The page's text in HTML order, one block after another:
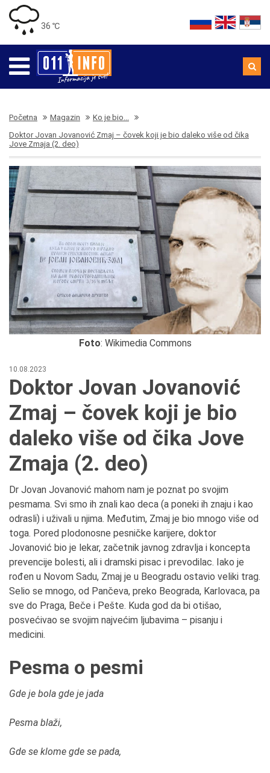
36 ℃
Početna Magazin
Ko je bio...
Doktor Jovan Jovanović Zmaj – čovek koji je bio daleko više od čika
Jove Zmaja (2. deo)
Foto: Wikimedia Commons
10.08.2023
Doktor Jovan Jovanović
Zmaj – čovek koji je bio
daleko više od čika Jove
Zmaja (2. deo)
Dr Jovan Jovanović mahom nam je poznat po svojim
pesmama. Svi smo ih znali kao deca (a poneki ih znaju i kao
odrasli) i uživali u njima. Međutim, Zmaj je bio mnogo više od
toga. Pored plodonosne pesničke karijere, doktor
Jovanović bio je lekar, začetnik javnog zdravlja i koncepta
prevencije bolesti, ali i dramski pisac i prevodilac. Iako je
rođen u Novom Sadu, Zmaj je u Beogradu ostavio veliki trag.
Selio se mnogo, od Pančeva, preko Beograda, Karlovaca, pa
sve do Praga, Beče i Pešte. Kuda god da bi otišao,
posvećivao se svojim najvećim ljubavima – pisanju i
medicini.
Pesma o pesmi
Gde je bola gde je jada
Pesma blaži,
Gde se klome gde se pada,